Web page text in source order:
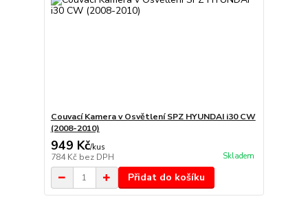
Couvací Kamera v Osvětlení SPZ HYUNDAI i30 CW
(2008-2010)
949 Kč/kus
784 Kč bez DPH Skladem
Přidat do košíku